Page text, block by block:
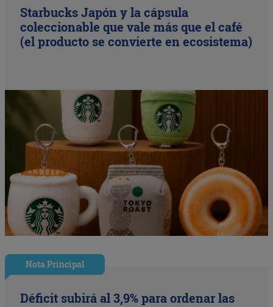
Starbucks Japón y la cápsula
coleccionable que vale más que el café
(el producto se convierte en ecosistema)
Nota Principal
Déficit subirá al 3,9% para ordenar las